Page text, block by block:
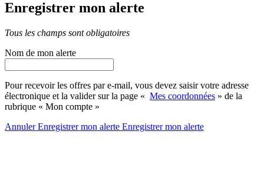
Enregistrer mon alerte
Tous les champs sont obligatoires
Nom de mon alerte
Pour recevoir les offres par e-mail, vous devez saisir votre adresse
électronique et la valider sur la page « Mes coordonnées » de la
rubrique « Mon compte »
AnnulerEnregistrer mon alerte Enregistrermon alerte